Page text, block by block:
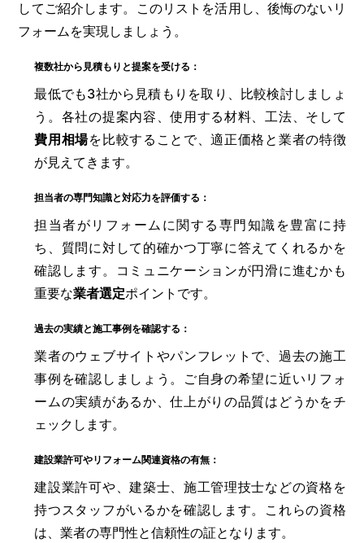
してご紹介します。このリストを活用し、後悔のないリ
フォームを実現しましょう。
複数社から見積もりと提案を受ける：
最低でも3社から見積もりを取り、比較検討しましょ
う。各社の提案内容、使用する材料、工法、そして
費用相場を比較することで、適正価格と業者の特徴
が見えてきます。
担当者の専門知識と対応力を評価する：
担当者がリフォームに関する専門知識を豊富に持
ち、質問に対して的確かつ丁寧に答えてくれるかを
確認します。コミュニケーションが円滑に進むかも
重要な業者選定ポイントです。
過去の実績と施工事例を確認する：
業者のウェブサイトやパンフレットで、過去の施工
事例を確認しましょう。ご自身の希望に近いリフォ
ームの実績があるか、仕上がりの品質はどうかをチ
ェックします。
建設業許可やリフォーム関連資格の有無：
建設業許可や、建築士、施工管理技士などの資格を
持つスタッフがいるかを確認します。これらの資格
は、業者の専門性と信頼性の証となります。